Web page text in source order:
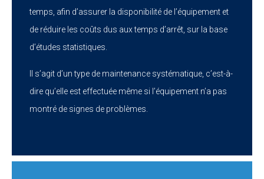
temps, afin d’assurer la disponibilité de l’équipement et
de réduire les coûts dus aux temps d’arrêt, sur la base
d’études statistiques.
Il s’agit d’un type de maintenance systématique, c’est-à-
dire qu’elle est effectuée même si l’équipement n’a pas
montré de signes de problèmes.